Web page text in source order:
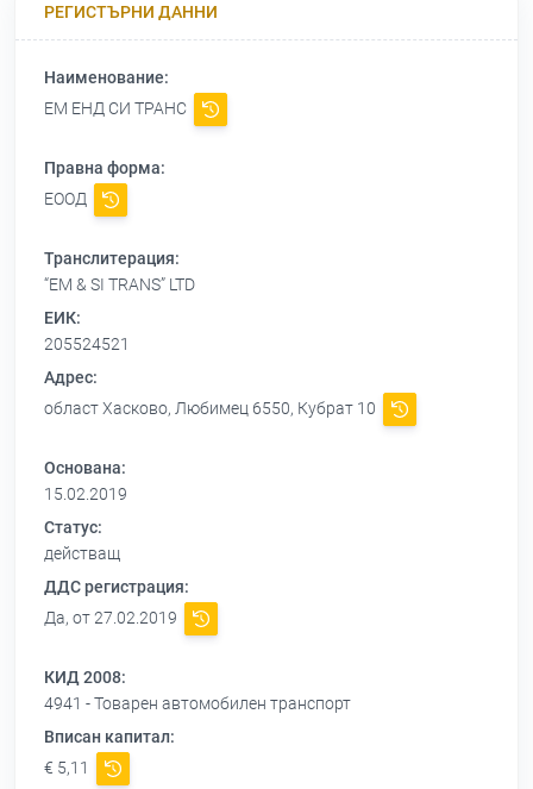
РЕГИСТЪРНИ ДАННИ
Наименование:
ЕМ ЕНД СИ ТРАНС
Правна форма:
ЕООД
Транслитерация:
“EM & SI TRANS” LTD
ЕИК:
205524521
Адрес:
област Хасково, Любимец 6550, Кубрат 10
Основана:
15.02.2019
Статус:
действащ
ДДС регистрация:
Да, от 27.02.2019
КИД 2008:
4941 - Товарен автомобилен транспорт
Вписан капитал:
€ 5,11